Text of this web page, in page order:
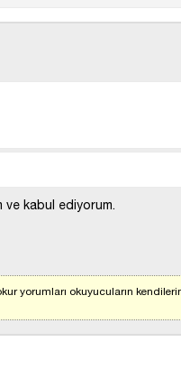
ve kabul ediyorum.
yorumları okuyucuların